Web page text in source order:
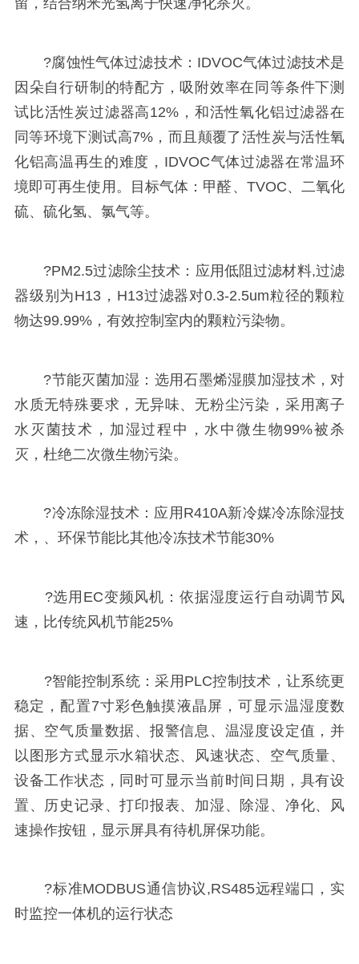
留，结合纳米光氢离子快速净化杀灭。
?腐蚀性气体过滤技术：IDVOC气体过滤技术是
因朵自行研制的特配方，吸附效率在同等条件下测
试比活性炭过滤器高12%，和活性氧化铝过滤器在
同等环境下测试高7%，而且颠覆了活性炭与活性氧
化铝高温再生的难度，IDVOC气体过滤器在常温环
境即可再生使用。目标气体：甲醛、TVOC、二氧化
硫、硫化氢、氯气等。
?PM2.5过滤除尘技术：应用低阻过滤材料,过滤
器级别为H13，H13过滤器对0.3-2.5um粒径的颗粒
物达99.99%，有效控制室内的颗粒污染物。
?节能灭菌加湿：选用石墨烯湿膜加湿技术，对
水质无特殊要求，无异味、无粉尘污染，采用离子
水灭菌技术，加湿过程中，水中微生物99%被杀
灭，杜绝二次微生物污染。
?冷冻除湿技术：应用R410A新冷媒冷冻除湿技
术，、环保节能比其他冷冻技术节能30%
?选用EC变频风机：依据湿度运行自动调节风
速，比传统风机节能25%
?智能控制系统：采用PLC控制技术，让系统更
稳定，配置7寸彩色触摸液晶屏，可显示温湿度数
据、空气质量数据、报警信息、温湿度设定值，并
以图形方式显示水箱状态、风速状态、空气质量、
设备工作状态，同时可显示当前时间日期，具有设
置、历史记录、打印报表、加湿、除湿、净化、风
速操作按钮，显示屏具有待机屏保功能。
?标准MODBUS通信协议,RS485远程端口，实
时监控一体机的运行状态